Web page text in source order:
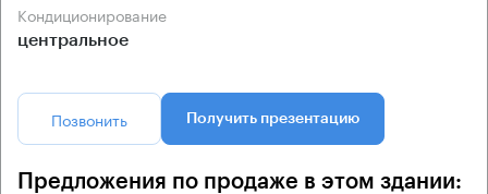
Кондиционирование
центральное
Позвонить Получить презентацию
Предложения по продаже в этом здании: